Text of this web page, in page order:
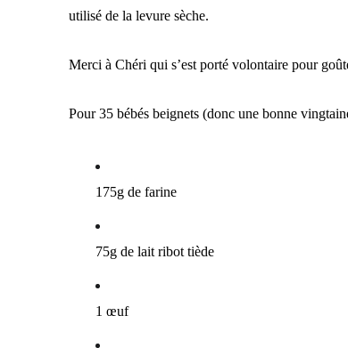
utilisé de la levure sèche.
Merci à Chéri qui s’est porté volontaire pour
Pour 35 bébés beignets (donc une bonne
175g de farine
75g de lait ribot tiède
1 œuf